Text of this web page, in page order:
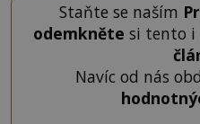
Staňte se naším
odemkněte si tento i
Navíc od nás